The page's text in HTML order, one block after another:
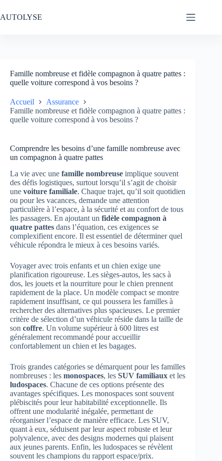
au
contenu
AUTOLYSE
Famille nombreuse et fidèle compagnon à quatre pattes :
quelle voiture correspond à vos besoins ?
Accueil
Assurance
Famille nombreuse et fidèle compagnon à quatre pattes :
quelle voiture correspond à vos besoins ?
Comprendre les besoins d’une famille nombreuse avec
un compagnon à quatre pattes
La vie avec une famille nombreuse implique souvent
des défis logistiques, surtout lorsqu’il s’agit de choisir
une voiture familiale. Chaque trajet, qu’il soit quotidien
ou pour les vacances, demande une attention
particulière à l’espace, à la sécurité et au confort de tous
les passagers. En ajoutant un fidèle compagnon à
quatre pattes dans l’équation, ces exigences se
complexifient encore. Il est essentiel de déterminer quel
véhicule répondra le mieux à ces besoins variés.
Voyager avec trois enfants et un chien exige une
planification rigoureuse. Les sièges-autos, les sacs à
dos, les jouets et la nourriture pour le chien prennent
rapidement de la place. Un modèle compact se montre
rapidement insuffisant, ce qui poussera les familles à
rechercher des alternatives plus spacieuses. Le premier
critère de sélection d’un véhicule réside dans la taille de
son coffre. Un volume supérieur à 600 litres est
généralement recommandé pour accueillir
confortablement un chien et les bagages.
Trois grandes catégories se démarquent pour les familles
nombreuses : les monospaces, les SUV familiaux et les
ludospaces. Chacune de ces options présente des
avantages spécifiques. Les monospaces sont souvent
plébiscités pour leur habitabilité exceptionnelle. Ils
offrent une modularité inégalée, permettant de
réorganiser l’espace de manière efficace. Les SUV,
quant à eux, séduisent par leur aspect robuste et leur
polyvalence, avec des designs modernes qui plaisent
aux jeunes parents. Enfin, les ludospaces se révèlent
souvent les champions du rapport espace/prix.